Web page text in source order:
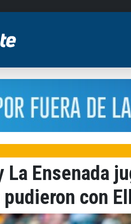
Ensenada
con